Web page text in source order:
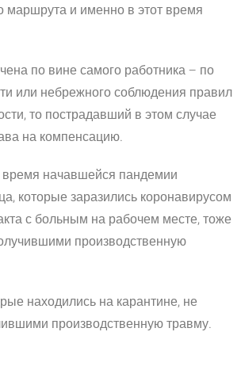
маршрута и именно в этот время
по вине самого работника – по
или небрежного соблюдения правил
то пострадавший в этом случае
на компенсацию.
начавшейся пандемии
которые заразились коронавирусом
с больным на рабочем месте, тоже
производственную
находились на карантине, не
производственную травму.